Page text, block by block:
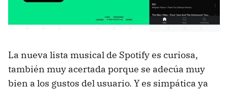
La nueva lista musical de Spotify es curiosa,
también muy acertada porque se adecúa muy
bien a los gustos del usuario. Y es simpática ya